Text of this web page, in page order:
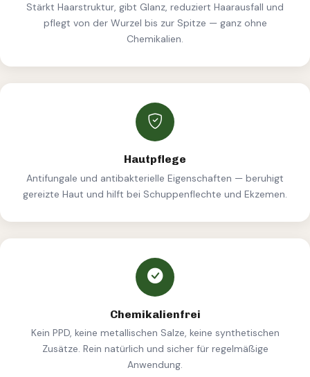
Stärkt Haarstruktur, gibt Glanz, reduziert Haarausfall und
pflegt von der Wurzel bis zur Spitze — ganz ohne
Chemikalien.
Hautpflege
Antifungale und antibakterielle Eigenschaften — beruhigt
gereizte Haut und hilft bei Schuppenflechte und Ekzemen.
Chemikalienfrei
Kein PPD, keine metallischen Salze, keine synthetischen
Zusätze. Rein natürlich und sicher für regelmäßige
Anwendung.